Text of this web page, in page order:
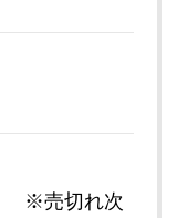
※売切れ次